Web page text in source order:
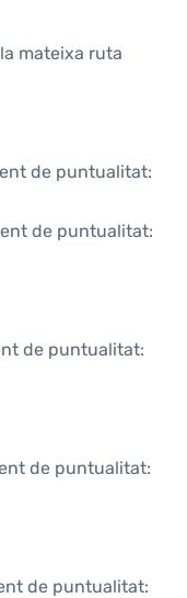
mateixa ruta
de puntualitat:
de puntualitat:
de puntualitat:
de puntualitat:
de puntualitat: